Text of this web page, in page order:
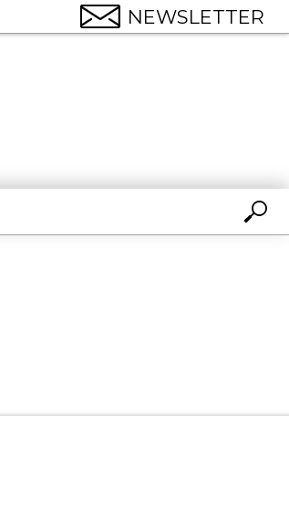
NEWSLETTER